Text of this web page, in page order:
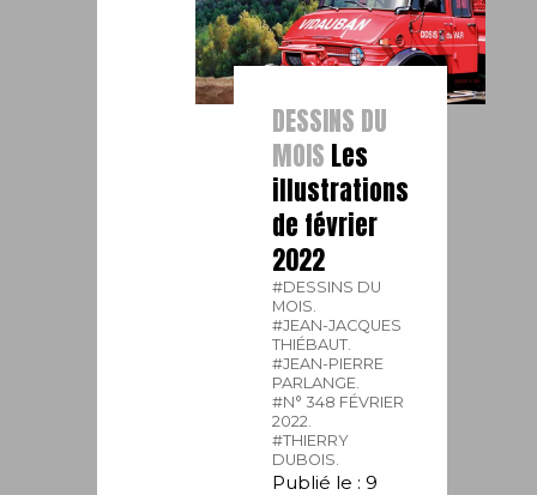
DESSINS DU
MOIS Les
illustrations
de février
2022
#DESSINS DU
MOIS.
#JEAN-JACQUES
THIÉBAUT.
#JEAN-PIERRE
PARLANGE.
#N° 348 FÉVRIER
2022.
#THIERRY
DUBOIS.
Publié le : 9